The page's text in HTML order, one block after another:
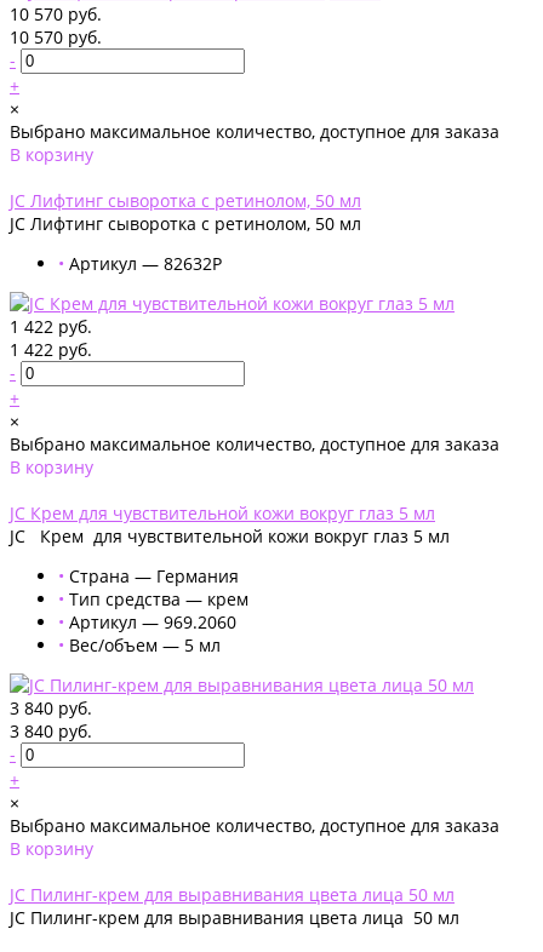
10 570 руб.
10 570 руб.
-
+
×
Выбрано максимальное количество, доступное для заказа
В корзину
JC Лифтинг сыворотка с ретинолом, 50 мл
JC Лифтинг сыворотка с ретинолом, 50 мл
• Артикул — 82632P
1 422 руб.
1 422 руб.
-
+
×
Выбрано максимальное количество, доступное для заказа
В корзину
JС Крем для чувствительной кожи вокруг глаз 5 мл
JС Крем для чувствительной кожи вокруг глаз 5 мл
• Страна — Германия
• Тип средства — крем
• Артикул — 969.2060
• Вес/объем — 5 мл
3 840 руб.
3 840 руб.
-
+
×
Выбрано максимальное количество, доступное для заказа
В корзину
JC Пилинг-крем для выравнивания цвета лица 50 мл
JC Пилинг-крем для выравнивания цвета лица 50 мл